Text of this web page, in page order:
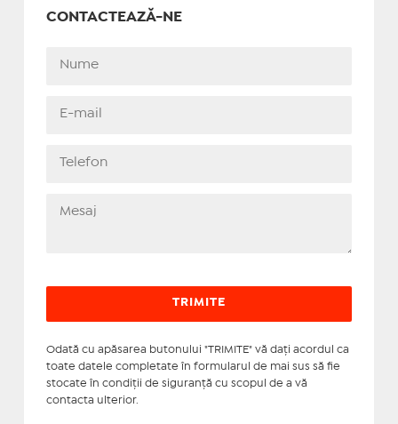
CONTACTEAZĂ-NE
Odată cu apăsarea butonului "TRIMITE" vă daţi acordul ca
toate datele completate în formularul de mai sus să fie
stocate în condiţii de siguranţă cu scopul de a vă
contacta ulterior.